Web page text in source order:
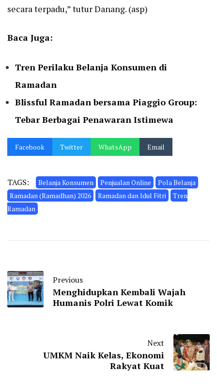
secara terpadu,” tutur Danang. (asp)
Baca Juga:
Tren Perilaku Belanja Konsumen di
Ramadan
Blissful Ramadan bersama Piaggio Group:
Tebar Berbagai Penawaran Istimewa
Facebook Twitter WhatsApp Email
TAGS: Belanja Konsumen Penjualan Online
Pola Belanja
Ramadan (Ramadhan) 2026
Ramadan dan Idul Fitri
Tren
Ramadan
Previous
Menghidupkan Kembali Wajah
Humanis Polri Lewat Komik
Next
UMKM Naik Kelas, Ekonomi
Rakyat Kuat